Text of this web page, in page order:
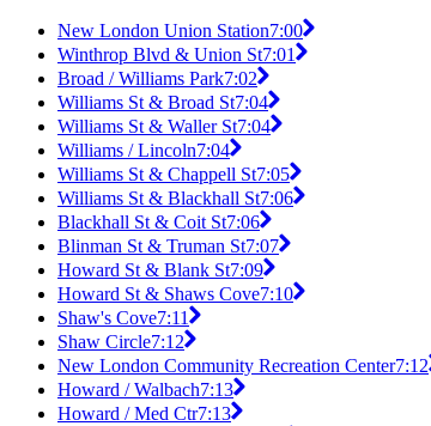
New London Union Station7:00
Winthrop Blvd & Union St7:01
Broad / Williams Park7:02
Williams St & Broad St7:04
Williams St & Waller St7:04
Williams / Lincoln7:04
Williams St & Chappell St7:05
Williams St & Blackhall St7:06
Blackhall St & Coit St7:06
Blinman St & Truman St7:07
Howard St & Blank St7:09
Howard St & Shaws Cove7:10
Shaw's Cove7:11
Shaw Circle7:12
New London Community Recreation Center7:12
Howard / Walbach7:13
Howard / Med Ctr7:13